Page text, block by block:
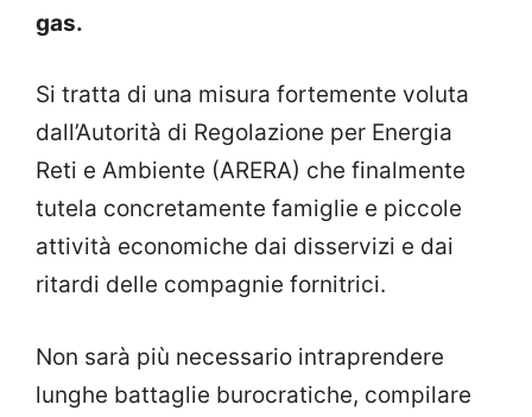
gas.
Si tratta di una misura fortemente voluta
dall’Autorità di Regolazione per Energia
Reti e Ambiente (ARERA) che finalmente
tutela concretamente famiglie e piccole
attività economiche dai disservizi e dai
ritardi delle compagnie fornitrici.
Non sarà più necessario intraprendere
lunghe battaglie burocratiche, compilare